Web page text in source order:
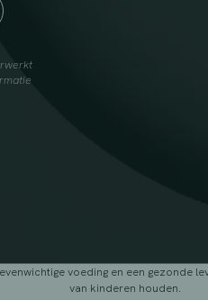
voeding en een
van kinderen houden.